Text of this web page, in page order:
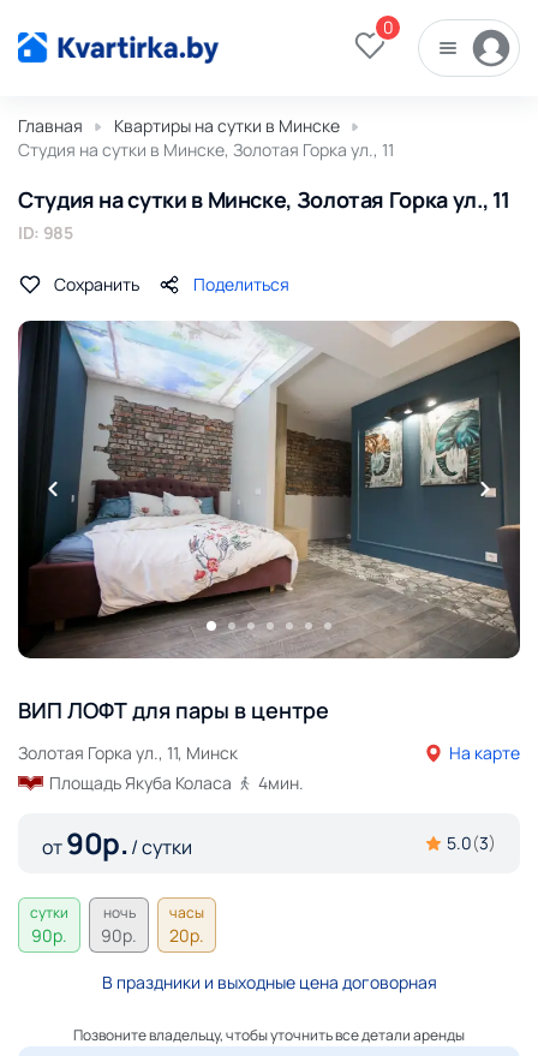
0
Главная
Квартиры на сутки в Минске
Студия на сутки в Минске, Золотая Горка ул., 11
Студия на сутки в Минске, Золотая Горка ул., 11
ID: 985
Сохранить Поделиться
ВИП ЛОФТ для пары в центре
Золотая Горка ул., 11, Минск
На карте
Площадь Якуба Коласа
4мин.
от90р./ сутки 5.0(3)
сутки
90р.
ночь
90р.
часы
20р.
В праздники и выходные цена договорная
Позвоните владельцу, чтобы уточнить все детали аренды